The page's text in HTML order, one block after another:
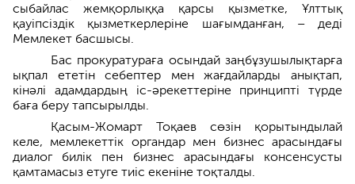
сыбайлас жемқорлыққа қарсы қызметке, Ұлттық
қауіпсіздік қызметкерлеріне шағымданған, – деді
Мемлекет басшысы.
Бас прокуратураға осындай заңбұзушылықтарға
ықпал ететін себептер мен жағдайларды анықтап,
кінәлі адамдардың іс-әрекеттеріне принципті түрде
баға беру тапсырылды.
Қасым-Жомарт Тоқаев сөзін қорытындылай
келе, мемлекеттік органдар мен бизнес арасындағы
диалог билік пен бизнес арасындағы консенсусты
қамтамасыз етуге тиіс екеніне тоқталды.